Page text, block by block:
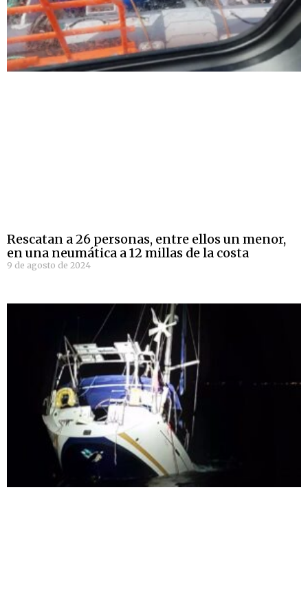
Rescatan a 26 personas, entre ellos un menor,
en una neumática a 12 millas de la costa
9 de agosto de 2024